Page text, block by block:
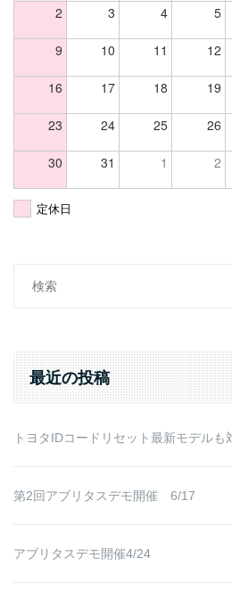
2 3 4 5
9 10 11 12
16 17 18 19
23 24 25 26
30 31 1 2
定休日
Search
最近の投稿
トヨタIDコードリセット最新モデルも
第2回アブリタスデモ開催 6/17
アブリタスデモ開催4/24